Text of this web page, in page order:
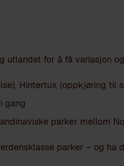
utlandet for å få variasjon
Hintertux (oppkjøring til
gang
parker mellom
parker – og ha